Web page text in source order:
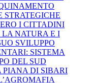
STRATEGICHE
I CITTADINI
LA NATURA E I
SVILUPPO
SISTEMA
DEL SUD
PIANA DI SIBARI